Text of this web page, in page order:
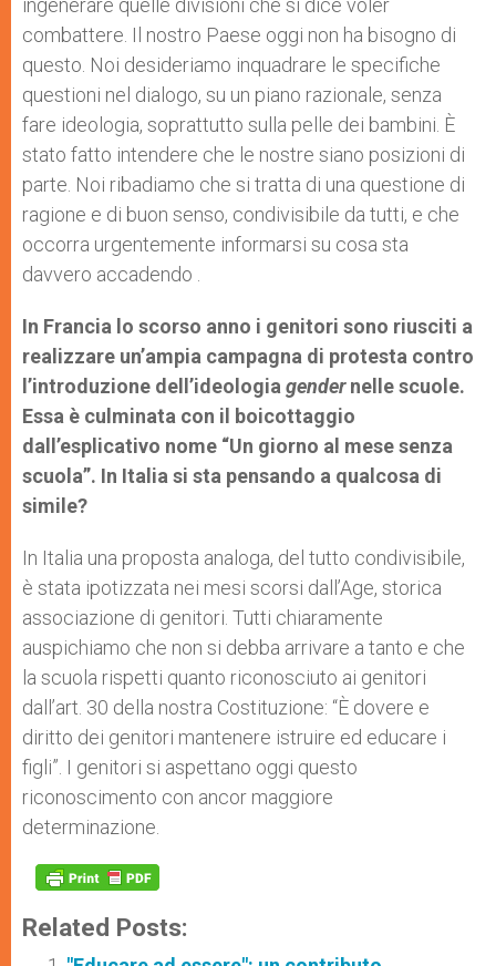
ingenerare quelle divisioni che si dice voler
combattere. Il nostro Paese oggi non ha bisogno di
questo. Noi desideriamo inquadrare le specifiche
questioni nel dialogo, su un piano razionale, senza
fare ideologia, soprattutto sulla pelle dei bambini. È
stato fatto intendere che le nostre siano posizioni di
parte. Noi ribadiamo che si tratta di una questione di
ragione e di buon senso, condivisibile da tutti, e che
occorra urgentemente informarsi su cosa sta
davvero accadendo .
In Francia lo scorso anno i genitori sono riusciti a
realizzare un’ampia campagna di protesta contro
l’introduzione dell’ideologia gendernelle scuole.
Essa è culminata con il boicottaggio
dall’esplicativo nome “Un giorno al mese senza
scuola”. In Italia si sta pensando a qualcosa di
simile?
In Italia una proposta analoga, del tutto condivisibile,
è stata ipotizzata nei mesi scorsi dall’Age, storica
associazione di genitori. Tutti chiaramente
auspichiamo che non si debba arrivare a tanto e che
la scuola rispetti quanto riconosciuto ai genitori
dall’art. 30 della nostra Costituzione: “È dovere e
diritto dei genitori mantenere istruire ed educare i
figli”. I genitori si aspettano oggi questo
riconoscimento con ancor maggiore
determinazione.
Related Posts: